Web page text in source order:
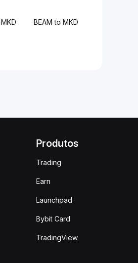
BEAM to MKD
Produtos
Trading
Earn
Launchpad
Bybit Card
TradingView